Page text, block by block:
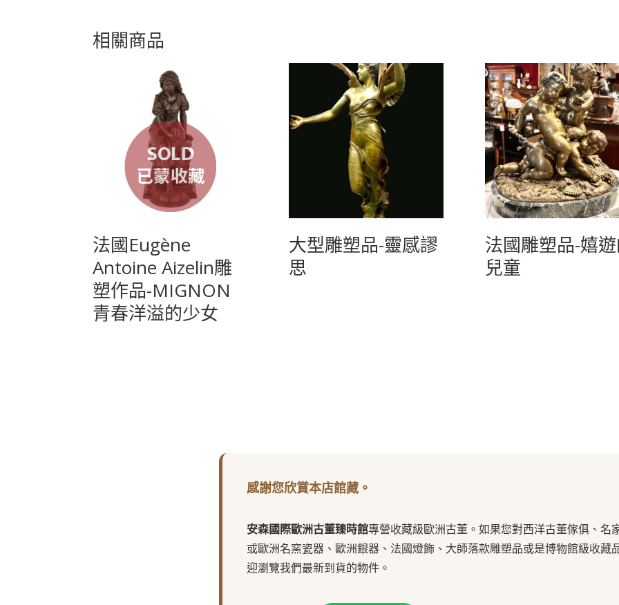
相關商品
法國Eugène
Antoine Aizelin雕
塑作品-MIGNON
青春洋溢的少女
大型雕塑品-靈感謬
思
法國雕塑品-嬉
兒童
感謝您欣賞本店館藏。
安森國際歐洲古董臻時館專營收藏級歐洲古董。如果您對西洋古董傢俱、名
或歐洲名窯瓷器、歐洲銀器、法國燈飾、大師落款雕塑品或是博物館級收藏
迎瀏覽我們最新到貨的物件。